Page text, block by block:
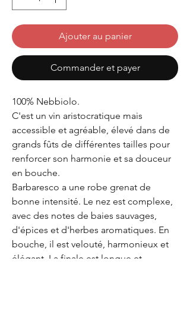
Ajouter au panier
Commander et payer
100% Nebbiolo.
C'est un vin aristocratique mais
accessible et agréable, élevé dans de
grands fûts de différentes tailles pour
renforcer son harmonie et sa douceur
en bouche.
Barbaresco a une robe grenat de
bonne intensité. Le nez est complexe,
avec des notes de baies sauvages,
d'épices et d'herbes aromatiques. En
bouche, il est velouté, harmonieux et
élégant. La finale est longue et